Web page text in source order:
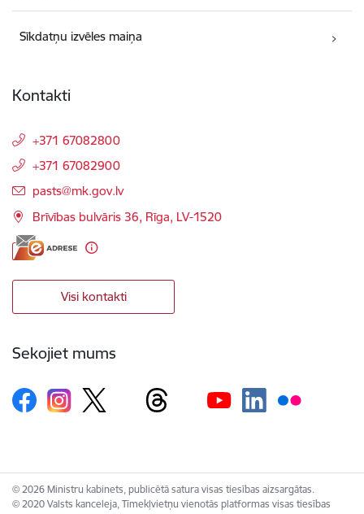
Sīkdatņu izvēles maiņa
Kontakti
+371 67082800
+371 67082900
E-pasts:
pasts@mk.gov.lv
Brīvības bulvāris 36, Rīga, LV-1520
Visi kontakti
Sekojiet mums
© 2026 Ministru kabinets, publicētā satura visas tiesības aizsargātas.
© 2020 Valsts kanceleja, Tīmekļvietņu vienotās platformas visas tiesības